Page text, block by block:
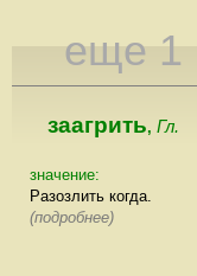
еще 1
заагрить, Гл.
значение:
Разозлить когда.
(подробнее)